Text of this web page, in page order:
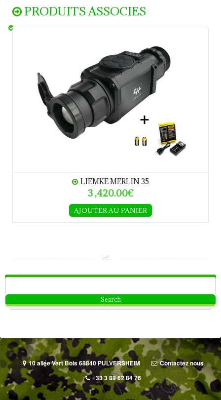
PRODUITS ASSOCIES
Liemke Merlin 35
LIEMKE MERLIN 35
3 ,420.00€
AJOUTER AU PANIER
10 allée Vert Bois 68840 PULVERSHEIM
Contactez nous
+33 3 89 62 84 76